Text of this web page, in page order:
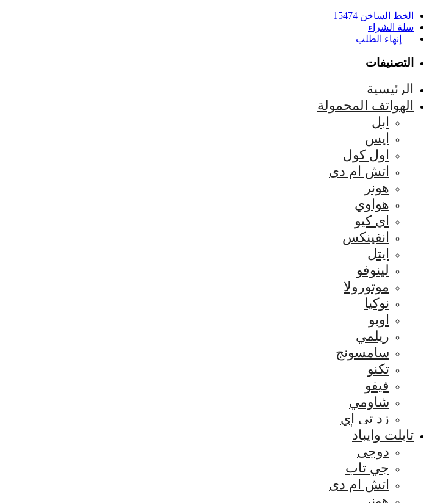
الخط الساخن 15474
سلة الشراء
إنهاء الطلب
التصنيفات
الرئيسية
الهواتف المحمولة
ابل
ايس
اول كول
اتش ام دى
هونر
هواوي
اي كيو
انفينكس
ايتل
لينوفو
موتورولا
نوكيا
اوبو
ريلمي
سامسونج
تكنو
فيفو
شاومي
زد تي إي
تابلت وايباد
دوجى
جي تاب
اتش ام دى